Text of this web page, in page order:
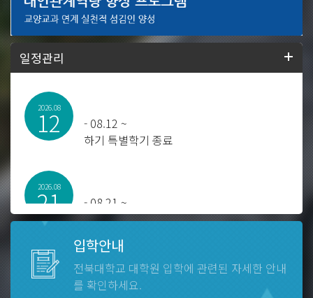
일정관리
2026.08
12 - 08.12 ~
하기 특별학기 종료
2026.08
21 - 08.21 ~
2025학년도 후기 학위수여식
2026.08
27 -08.27 ~
입학안내
전북대학교 대학원 입학에 관련된 자세한 안내
를 확인하세요.